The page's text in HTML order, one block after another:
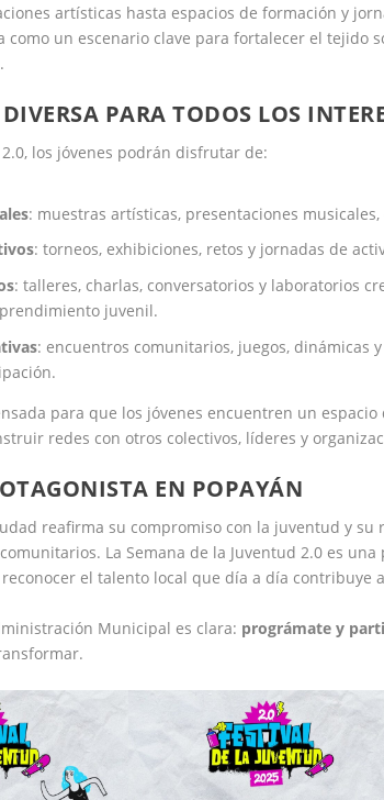
artísticas hasta espacios de formación y
como un escenario clave para fortalecer el tejido
PARA TODOS LOS
los jóvenes podrán disfrutar de:
: muestras artísticas, presentaciones
: torneos, exhibiciones, retos y jornadas de
: talleres, charlas, conversatorios y laboratorios
juvenil.
: encuentros comunitarios, juegos, dinámicas
para que los jóvenes encuentren un
redes con otros colectivos, líderes y
EN POPAYÁN
reafirma su compromiso con la juventud y su
La Semana de la Juventud 2.0 es
el talento local que día a día contribuye
Municipal es clara: prográmate y